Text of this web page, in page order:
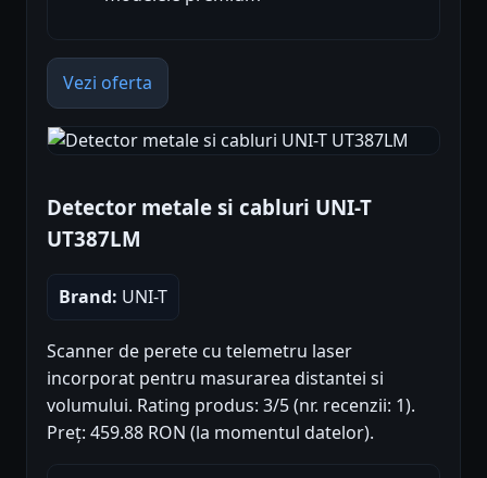
Vezi oferta
Detector metale si cabluri UNI-T
UT387LM
Brand: UNI-T
Scanner de perete cu telemetru laser
incorporat pentru masurarea distantei si
volumului. Rating produs: 3/5 (nr. recenzii: 1).
Preț: 459.88 RON (la momentul datelor).